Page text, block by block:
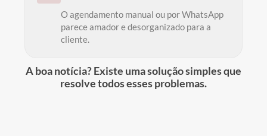
O agendamento manual ou por WhatsApp
parece amador e desorganizado para a
cliente.
A boa notícia? Existe uma solução simples que
resolvetodos esses problemas.